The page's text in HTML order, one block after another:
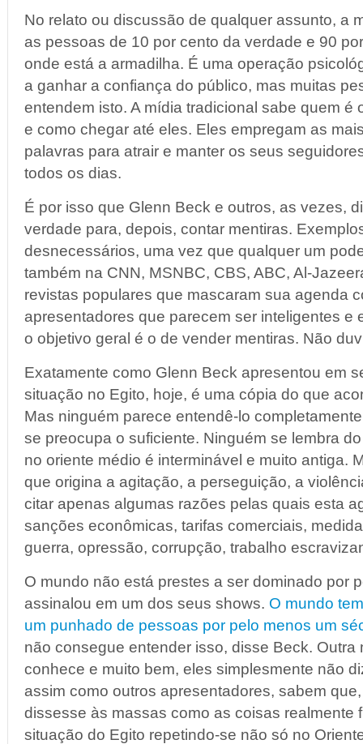
No relato ou discussão de qualquer assunto, a
as pessoas de 10 por cento da verdade e 90
onde está a armadilha. É uma operação
a ganhar a confiança do público, mas muitas
entendem isto. A mídia tradicional sabe quem é
e como chegar até eles. Eles empregam as
palavras para atrair e manter os seus
todos os dias.
É por isso que Glenn Beck e outros, as vezes,
verdade para, depois, contar mentiras.
desnecessários, uma vez que qualquer um
também na CNN, MSNBC, CBS, ABC, Al-
revistas populares que mascaram sua agenda
apresentadores que parecem ser inteligentes e
o objetivo geral é o de vender mentiras. Não
Exatamente como Glenn Beck apresentou em
situação no Egito, hoje, é uma cópia do que
Mas ninguém parece entendê-lo
se preocupa o suficiente. Ninguém se lembra
no oriente médio é interminável e muito antiga.
que origina a agitação, a perseguição, a
citar apenas algumas razões pelas quais esta
sanções econômicas, tarifas comerciais,
guerra, opressão, corrupção, trabalho
O mundo não está prestes a ser dominado por
assinalou em um dos seus shows. O mundo
um punhado de pessoas por pelo menos um
não consegue entender isso, disse Beck. Outra
conhece e muito bem, eles simplesmente não
assim como outros apresentadores, sabem
dissesse às massas como as coisas realmente
situação do Egito repetindo-se não só no